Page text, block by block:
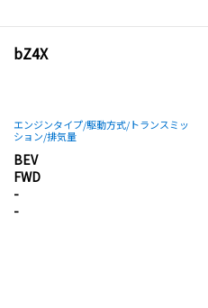
bZ4X
エンジンタイプ/駆動方式/トランスミッ
ション/排気量
BEV
FWD
-
-